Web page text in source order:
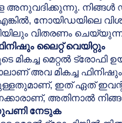
അനുവദിക്കുന്നു. നിങ്ങൾ
നോയിഡയിലെ
വിതരണം
ലൈറ്റ് വെയിറ്റും
മികച്ച മെറ്റൽ ട്രോഫി
അവ മികച്ച
ഇത് ഏത്
അതിനാൽ
നേടുക